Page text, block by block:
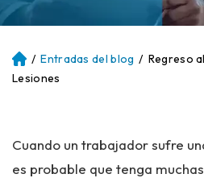
Ini
ci
/ Entradas del blog / Regreso
Lesiones
Cuando un trabajador sufre
es probable que tenga